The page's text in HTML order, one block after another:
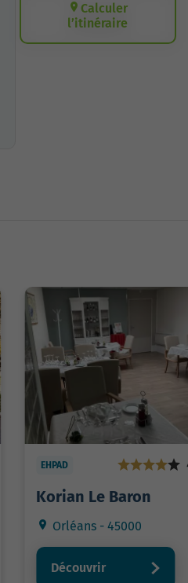
Calculer
l’itinéraire
EHPAD
Korian Le Baron
Orléans - 45000
Découvrir